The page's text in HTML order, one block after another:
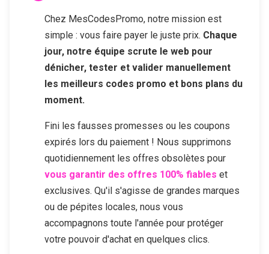
Chez MesCodesPromo, notre mission est
simple : vous faire payer le juste prix. Chaque
jour, notre équipe scrute le web pour
dénicher, tester et valider manuellement
les meilleurs codes promo et bons plans du
moment.
Fini les fausses promesses ou les coupons
expirés lors du paiement ! Nous supprimons
quotidiennement les offres obsolètes pour
vous garantir des offres 100% fiables et
exclusives. Qu'il s'agisse de grandes marques
ou de pépites locales, nous vous
accompagnons toute l'année pour protéger
votre pouvoir d'achat en quelques clics.